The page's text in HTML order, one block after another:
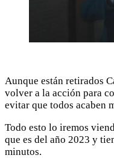
Aunque están retirados
volver a la acción para
evitar que todos acaben
Todo esto lo iremos
que es del año 2023 y
minutos.